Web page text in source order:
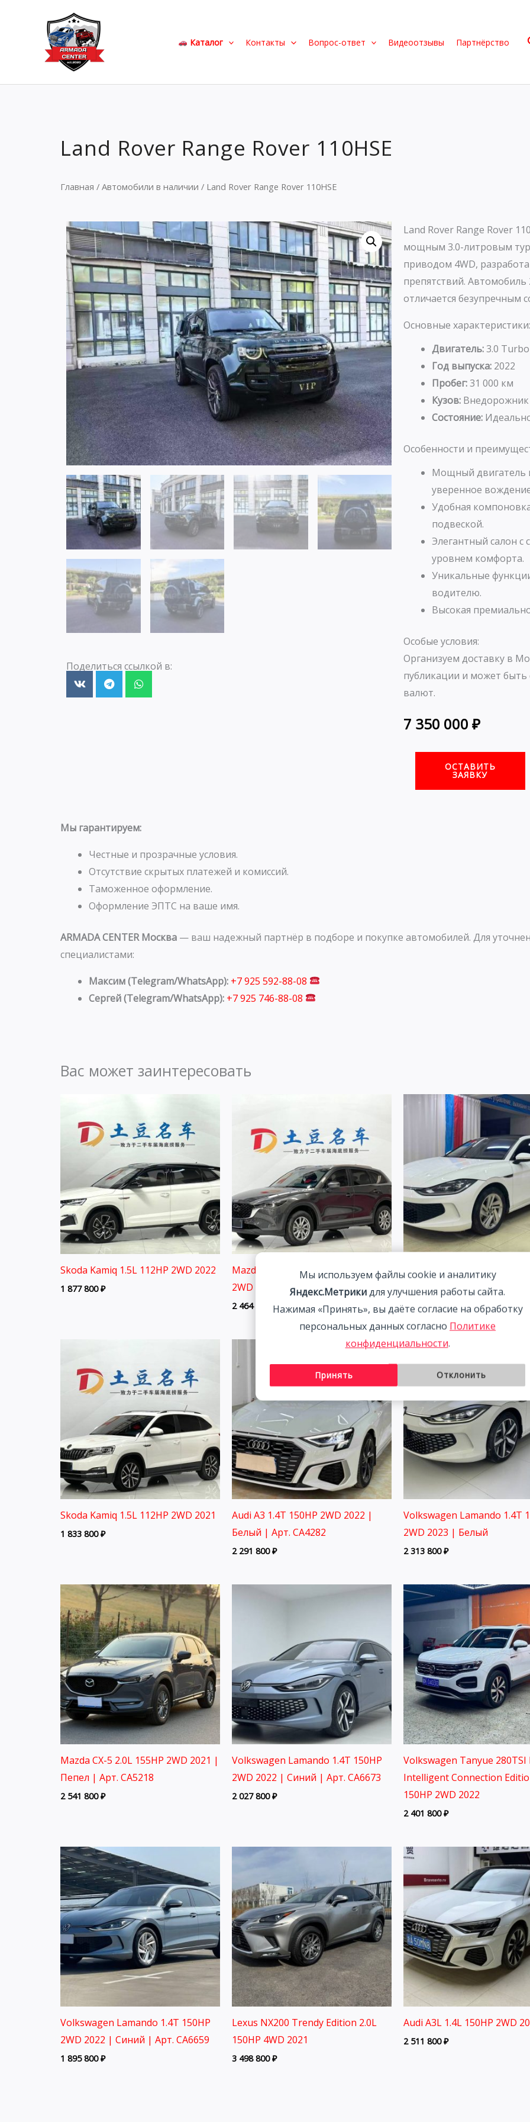
содержимому
Каталог Контакты Вопрос-ответ Видеоотзывы Партнёрство
Land Rover Range Rover 110HSE
Главная / Автомобили в наличии / Land Rover Range Rover 110HSE
Поделиться ссылкой в:
Land Rover Range Rover
мощным 3.0-литровым
приводом 4WD,
препятствий. Автомобиль
отличается безупречным
Основные характеристики:
Двигатель:3.0 Turbo
Год выпуска: 2022
Пробег:31 000 км
Кузов: Внедорожник
Состояние:
Особенности и
Мощный двигатель
уверенное
Удобная
подвеской.
Элегантный салон
уровнем комфорта.
Уникальные
водителю.
Высокая
Особые условия:
Организуем доставку в
публикации и может быть
валют.
7 350 000 ₽
ОСТАВИТЬ
ЗАЯВКУ
Мы гарантируем:
Честные и прозрачные условия.
Отсутствие скрытых платежей и комиссий.
Таможенное оформление.
Оформление ЭПТС на ваше имя.
ARMADA CENTER Москва — ваш надежный партнёр в подборе и покупке автомобилей. Для
специалистами:
Максим (Telegram/WhatsApp): +7 925 592-88-08
Сергей (Telegram/WhatsApp): +7 925 746-88-08
Вас может заинтересовать
Skoda Kamiq 1.5L 112HP 2WD 2022
1 877 800₽
Mazda CX-5 Mazda CX-5 2.0L 155HP
2WD 2022
2 464 800 ₽
Volkswagen Lamando 1.4T
2WD 2022 | Белый | Арт.
1 993 700₽
Skoda Kamiq 1.5L 112HP 2WD 2021
1 833 800₽
Audi A3 1.4T 150HP 2WD 2022 |
Белый | Арт. CA4282
2 291 800₽
Volkswagen Lamando 1.4T
2WD 2023 | Белый
2 313 800₽
Mazda CX-5 2.0L 155HP 2WD 2021 |
Пепел | Арт. CA5218
2 541 800₽
Volkswagen Lamando 1.4T 150HP
2WD 2022 | Синий | Арт. CA6673
2 027 800₽
Volkswagen Tanyue 280TSI
Intelligent Connection
150HP 2WD 2022
2 401 800₽
Volkswagen Lamando 1.4T 150HP
2WD 2022 | Синий | Арт. CA6659
1 895 800₽
Lexus NX200 Trendy Edition 2.0L
150HP 4WD 2021
3 498 800₽
Audi A3L 1.4L 150HP 2WD
2 511 800₽
Мы используем файлы cookie и аналитику
Яндекс.Метрикидля улучшения работы сайта.
Нажимая «Принять», вы даёте согласие на обработку
персональных данных согласно Политике
конфиденциальности.
Принять Отклонить